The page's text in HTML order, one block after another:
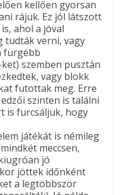
kellően gyorsan
rájuk. Ez jól látszott
ahol a jóval
tudták verni, vagy
fürgébb
szemben pusztán
vagy blokk
futottak meg. Erre
szinten is találni
is furcsáljuk, hogy
játékát is némileg
meccsen,
jó
jöttek időnként
a legtöbbször